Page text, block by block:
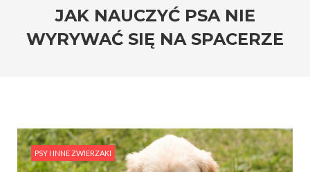
JAK NAUCZYĆ PSA NIE
WYRYWAĆ SIĘ NA SPACERZE
PSY I INNE ZWIERZAKI